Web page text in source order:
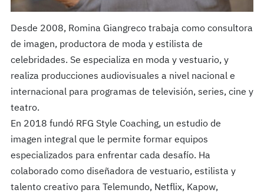
Desde 2008, Romina Giangreco trabaja como consultora
de imagen, productora de moda y estilista de
celebridades. Se especializa en moda y vestuario, y
realiza producciones audiovisuales a nivel nacional e
internacional para programas de televisión, series, cine y
teatro.
En 2018 fundó RFG Style Coaching, un estudio de
imagen integral que le permite formar equipos
especializados para enfrentar cada desafío. Ha
colaborado como diseñadora de vestuario, estilista y
talento creativo para Telemundo, Netflix, Kapow,